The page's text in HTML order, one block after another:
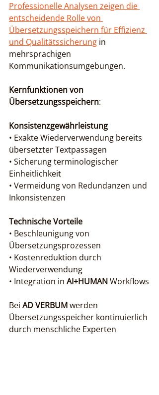
Professionelle Analysen zeigen die
entscheidende Rolle von
Übersetzungsspeichern für Effizienz
und Qualitätssicherung in
mehrsprachigen
Kommunikationsumgebungen.
Kernfunktionen von
Übersetzungsspeichern:
Konsistenzgewährleistung
• Exakte Wiederverwendung bereits
übersetzter Textpassagen
• Sicherung terminologischer
Einheitlichkeit
• Vermeidung von Redundanzen und
Inkonsistenzen
Technische Vorteile
• Beschleunigung von
Übersetzungsprozessen
• Kostenreduktion durch
Wiederverwendung
• Integration in AI+HUMAN Workflows
Bei AD VERBUM werden
Übersetzungsspeicher kontinuierlich
durch menschliche Experten